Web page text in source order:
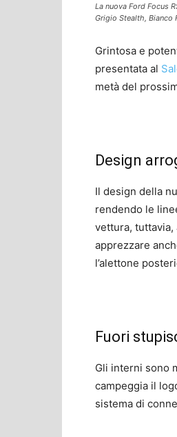
La nuova Ford Focus
Grigio Stealth, Bianco
Grintosa e
presentata al
metà del
Design
Il design della
rendendo le
vettura,
apprezzare
l’alettone
Fuori
Gli interni sono
campeggia il
sistema di